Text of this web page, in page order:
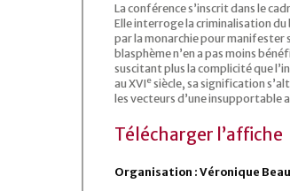
La conférence s’inscrit dans le
Elle interroge la criminalisation
par la monarchie pour manifester
blasphème n’en a pas moins
suscitant plus la complicité que
au XVIesiècle, sa signification
les vecteurs d’une insupportable
Télécharger l’affiche
Organisation : Véronique